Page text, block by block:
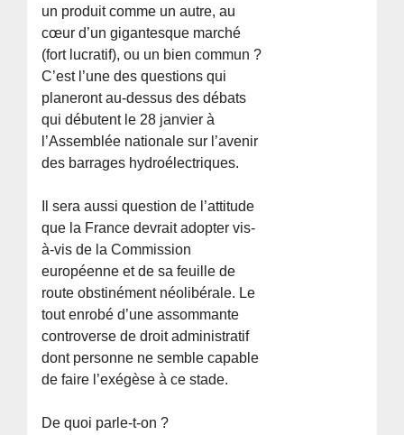
un produit comme un autre, au
cœur d’un gigantesque marché
(fort lucratif), ou un bien commun ?
C’est l’une des questions qui
planeront au-dessus des débats
qui débutent le 28 janvier à
l’Assemblée nationale sur l’avenir
des barrages hydroélectriques.
Il sera aussi question de l’attitude
que la France devrait adopter vis-
à-vis de la Commission
européenne et de sa feuille de
route obstinément néolibérale. Le
tout enrobé d’une assommante
controverse de droit administratif
dont personne ne semble capable
de faire l’exégèse à ce stade.
De quoi parle-t-on ?